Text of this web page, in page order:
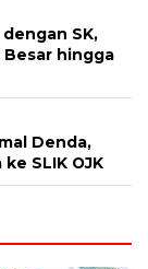
SK,
Besar hingga
Denda,
SLIK OJK